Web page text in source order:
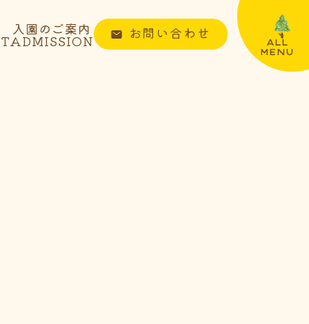
ALL
MENU
入園のご案内
ADMISSION お問い合わせ